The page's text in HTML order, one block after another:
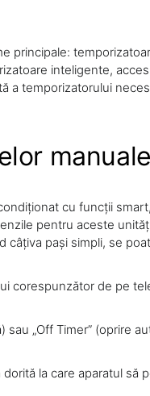
principale:
inteligente,
a temporizatorului
manuale
cu funcții
pentru aceste
câțiva pași simpli, se
corespunzător de pe
sau „Off Timer” (oprire
la care aparatul să